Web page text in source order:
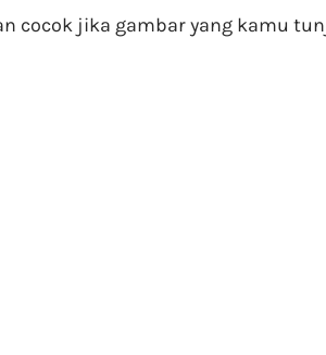
cocok jika gambar yang kamu